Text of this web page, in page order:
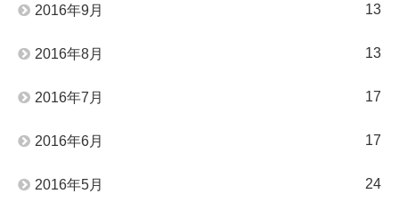
2016年9月 13
2016年8月 13
2016年7月 17
2016年6月 17
2016年5月 24